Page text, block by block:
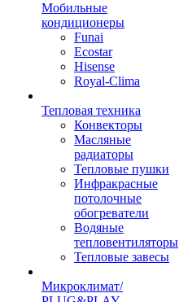
Мобильные
кондиционеры
Funai
Ecostar
Hisense
Royal-Clima
Тепловая техника
Конвекторы
Масляные
радиаторы
Тепловые пушки
Инфракрасные
потолочные
обогреватели
Водяные
тепловентиляторы
Тепловые завесы
Микроклимат/